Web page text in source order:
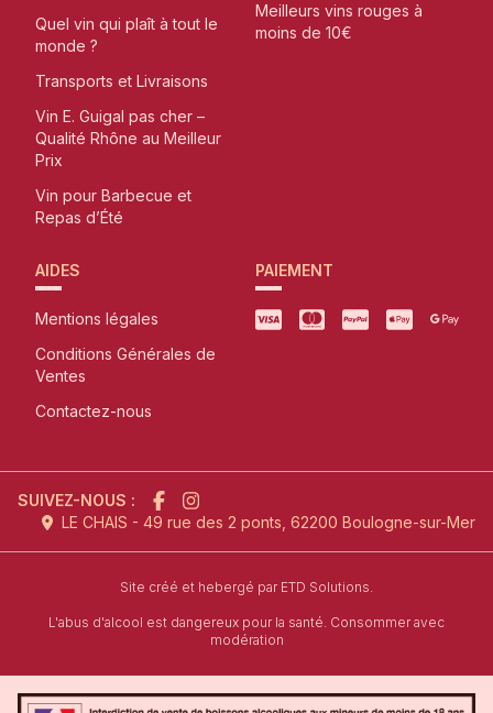
Quel vin qui plaît à tout le
monde ?
Transports et Livraisons
Vin E. Guigal pas cher –
Qualité Rhône au Meilleur
Prix
Vin pour Barbecue et
Repas d’Été
Meilleurs vins rouges à
moins de 10€
AIDES
Mentions légales
Conditions Générales de
Ventes
Contactez-nous
PAIEMENT
SUIVEZ-NOUS :
LE CHAIS - 49 rue des 2 ponts, 62200 Boulogne-sur-Mer
Site créé et hebergé parl'agence de création de site
ETD Solutions.
L'abus d'alcool est dangereux pour la santé. Consommer avec
modération